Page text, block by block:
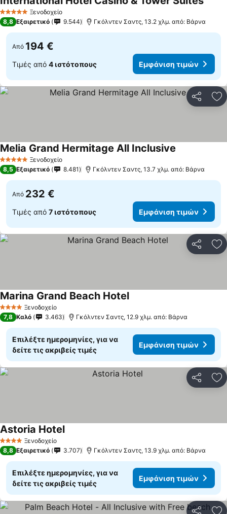
5 Αστέρια Ξενοδοχείο
8,8 Εξαιρετικό 9.544 Γκόλντεν Σαντς, 13.2 χλμ. από: Βάρνα
Από 194 €
Τιμές από 4 ιστότοπους Εμφάνιση τιμών
5 Αστέρια Ξενοδοχείο
Melia Grand Hermitage All Inclusive
8,5 Εξαιρετικό 8.481 Γκόλντεν Σαντς, 13.7 χλμ. από: Βάρνα
Από 232 €
Τιμές από 7 ιστότοπους Εμφάνιση τιμών
4 ΑστέριαΞενοδοχείο
Marina Grand Beach Hotel
7,8 Καλό 3.463 Γκόλντεν Σαντς, 12.9 χλμ. από: Βάρνα
Επιλέξτε ημερομηνίες, για να
δείτε τις ακριβείς τιμές
Εμφάνιση τιμών
4 ΑστέριαΞενοδοχείο
Astoria Hotel
8,8 Εξαιρετικό 3.707 Γκόλντεν Σαντς, 13.9 χλμ. από: Βάρνα
Επιλέξτε ημερομηνίες, για να
δείτε τις ακριβείς τιμές
Εμφάνιση τιμών